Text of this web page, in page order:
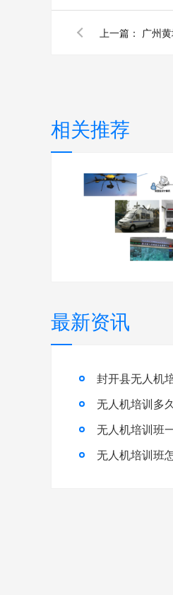
上一篇：
相关推荐
最新资讯
封开县无人机
无人机培训多
无人机培训班